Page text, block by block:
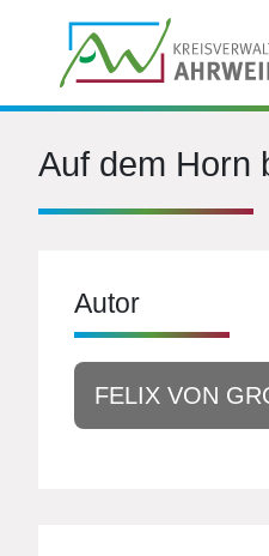
Auf dem Horn
Autor
FELIX VON